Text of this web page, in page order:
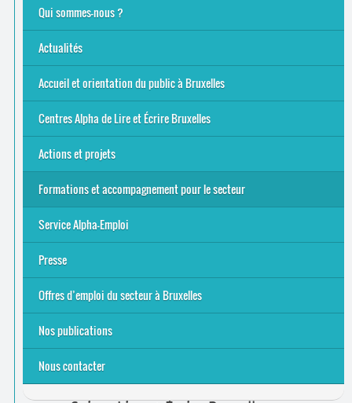
Qui sommes-nous ?
Analphabétisme et illettrisme
L’alphabétisation populaire
Le mouvement Lire et Écrire
Nos missions
... Tous les articles
Actualités
Offres d’emploi du secteur à Bruxelles
La rentrée 2026-27
Pour être belge à la plage…
A vos agendas ! Alpha bruxellois, mobilise-toi !
Inauguration du Centre Alpha Forest de Lire et Écrire
Bruxelles
... Tous les articles
Accueil et orientation du public à Bruxelles
8 Points Accueil
Publics concernés ?
Que proposons-nous ?
Qui sommes-nous ?
Centres Alpha de Lire et Écrire Bruxelles
Actions et projets
Alpha-Jeux
Arts & Alpha
Jeudis du Cinéma
Le projet Alpha-TIC
Notre projet FSE
Tac-TIC Emploi
Formations et accompagnement pour le secteur
S’initier
Se former
Se rencontrer
Être accompagné·e
Service Alpha-Emploi
Équipe et contacts
Accompagnement individuel
Accompagnement collectif
Folder Service Alpha-Emploi
Presse
2021
2024
2025
Offres d’emploi du secteur à Bruxelles
Emplois rémunérés
Bénévolat
Candidature spontanée à Lire et Écrire Bruxelles
Nos publications
Nous contacter